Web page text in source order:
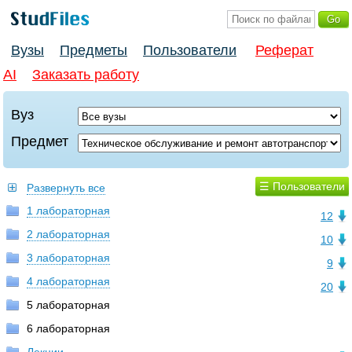
Вузы Предметы Пользователи
Реферат
AI
Заказать работу
Вуз
Предмет
☰ Пользователи
Развернуть все
12
1 лабораторная
10
2 лабораторная
9
3 лабораторная
20
4 лабораторная
5 лабораторная
6 лабораторная